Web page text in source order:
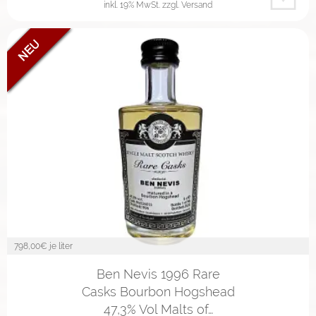
inkl. 19% MwSt. zzgl. Versand
798,00€ je liter
Ben Nevis 1996 Rare
Casks Bourbon Hogshead
47,3% Vol Malts of…